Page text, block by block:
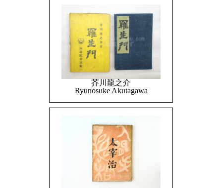
芥川龍之介
Ryunosuke Akutagawa